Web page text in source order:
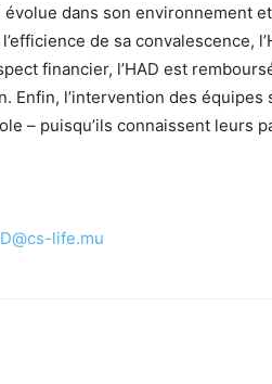
dans son environnement
de sa convalescence,
financier, l’HAD est
l’intervention des
– puisqu’ils connaissent leurs
life.mu